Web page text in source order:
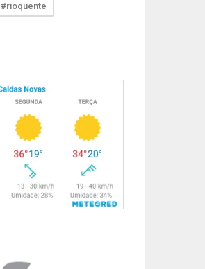
#rioquente